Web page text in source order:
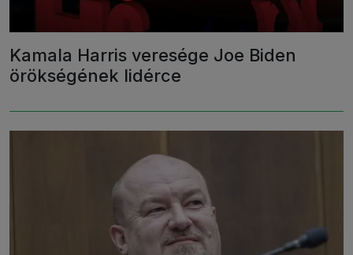
Kamala Harris veresége Joe Biden
örökségének lidérce